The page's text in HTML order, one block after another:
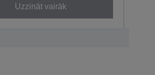
Uzzināt vairāk